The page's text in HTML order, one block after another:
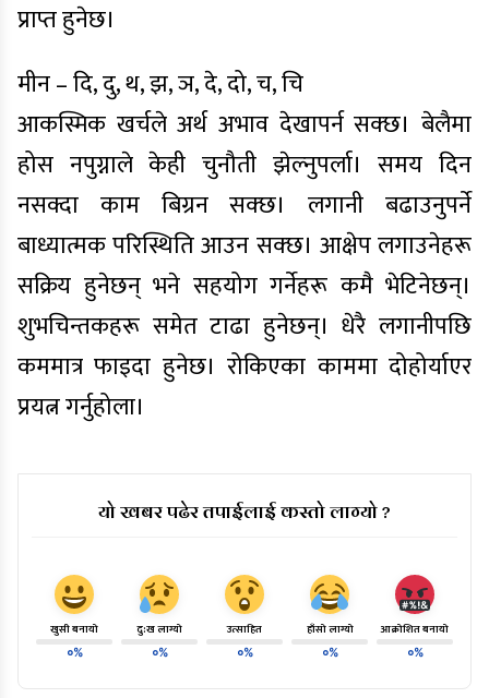
प्राप्त हुनेछ।
मीन – दि, दु, थ, झ, ञ, दे, दो, च, चि
आकस्मिक खर्चले अर्थ अभाव देखापर्न सक्छ। बेलैमा
होस नपुग्नाले केही चुनौती झेल्नुपर्ला। समय दिन
नसक्दा काम बिग्रन सक्छ। लगानी बढाउनुपर्ने
बाध्यात्मक परिस्थिति आउन सक्छ। आक्षेप लगाउनेहरू
सक्रिय हुनेछन् भने सहयोग गर्नेहरू कमै भेटिनेछन्।
शुभचिन्तकहरू समेत टाढा हुनेछन्। धेरै लगानीपछि
कममात्र फाइदा हुनेछ। रोकिएका काममा दोहोर्याएर
प्रयत्न गर्नुहोला।
यो खबर पढेर तपाईलाई कस्तो लाग्यो ?
खुसी बनायो
०%
दु:ख लाग्यो
०%
उत्साहित
०%
हाँसो लाग्यो
०%
आक्रोशित बनायो
०%